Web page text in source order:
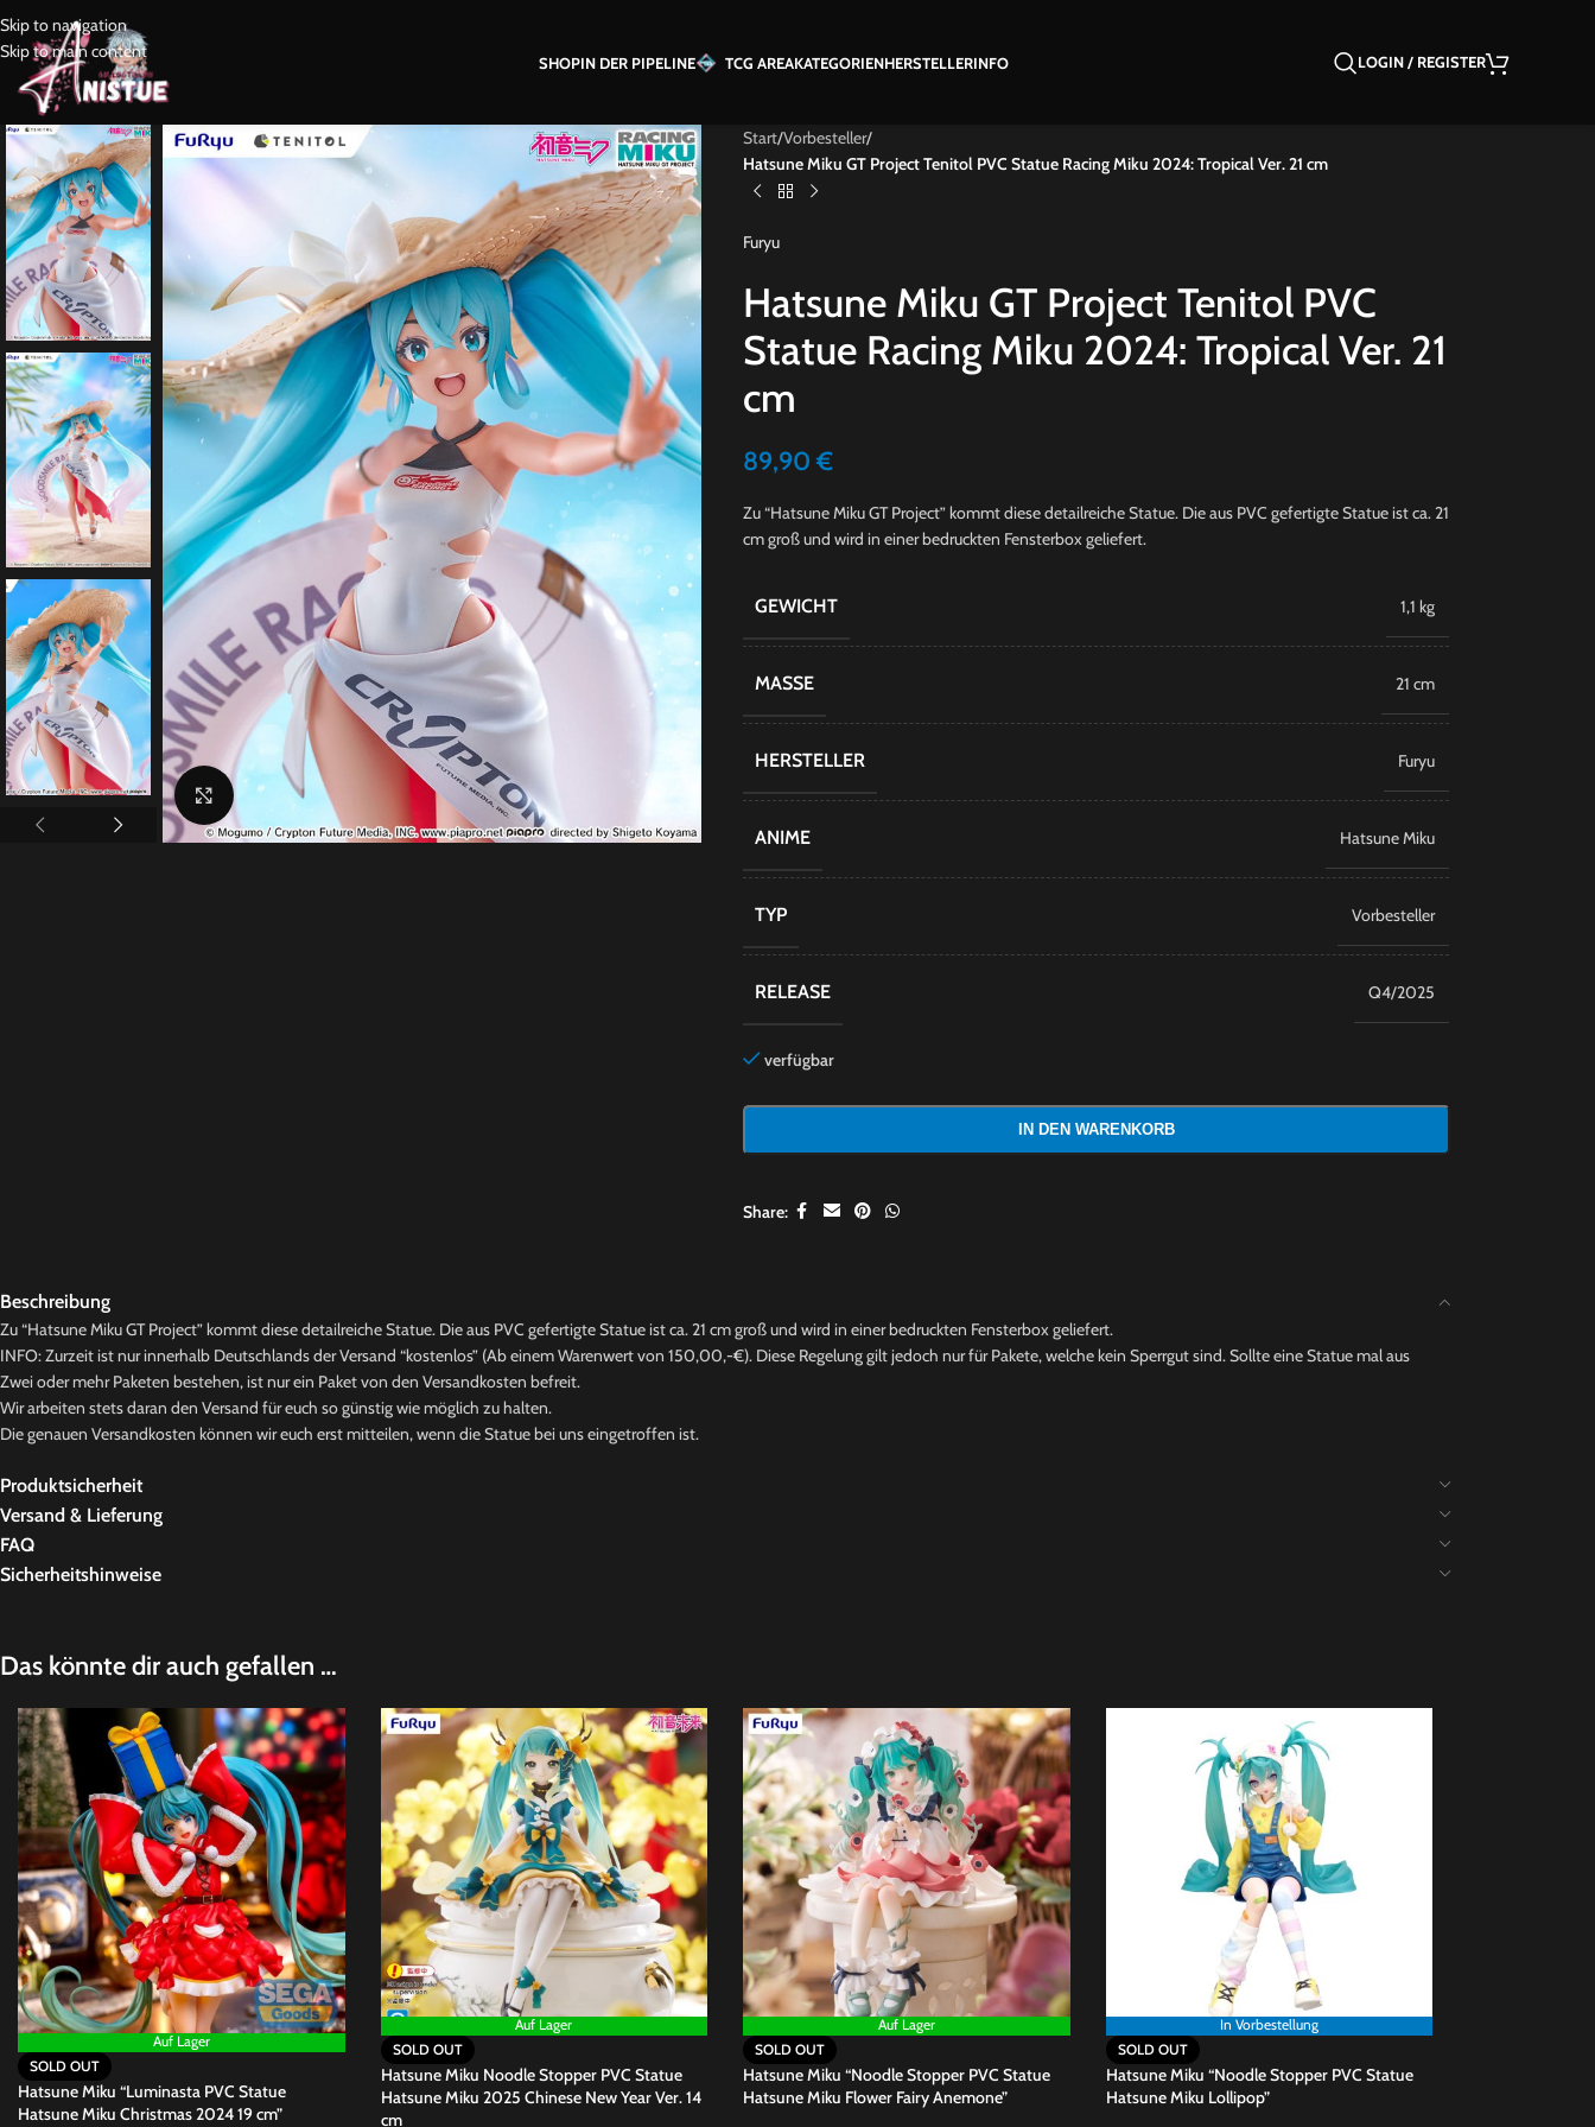
Skip to navigation
Skip to main content
SHOPIN DER PIPELINE TCG AREAKATEGORIENHERSTELLERINFO LOGIN / REGISTER
Click to enlarge
Start/Vorbesteller/
Hatsune Miku GT Project Tenitol PVC Statue Racing Miku 2024: Tropical Ver. 21 cm
Furyu
Hatsune Miku GT Project Tenitol PVC
Statue Racing Miku 2024: Tropical Ver. 21
cm
89,90€
Zu “Hatsune Miku GT Project” kommt diese detailreiche Statue. Die aus PVC gefertigte Statue ist ca. 21
cm groß und wird in einer bedruckten Fensterbox geliefert.
GEWICHT 1,1 kg
MASSE 21 cm
HERSTELLER Furyu
ANIME Hatsune Miku
TYP Vorbesteller
RELEASE Q4/2025
verfügbar
IN DEN WARENKORB
Share:
Beschreibung
Zu “Hatsune Miku GT Project” kommt diese detailreiche Statue. Die aus PVC gefertigte Statue ist ca. 21 cm groß und wird in einer bedruckten Fensterbox geliefert.
INFO: Zurzeit ist nur innerhalb Deutschlands der Versand “kostenlos” (Ab einem Warenwert von 150,00,-€). Diese Regelung gilt jedoch nur für Pakete, welche kein Sperrgut sind. Sollte eine Statue mal aus
Zwei oder mehr Paketen bestehen, ist nur ein Paket von den Versandkosten befreit.
Wir arbeiten stets daran den Versand für euch so günstig wie möglich zu halten.
Die genauen Versandkosten können wir euch erst mitteilen, wenn die Statue bei uns eingetroffen ist.
Produktsicherheit
Versand & Lieferung
FAQ
Sicherheitshinweise
Das könnte dir auch gefallen …
Auf Lager
SOLD OUT
Hatsune Miku “Luminasta PVC Statue
Hatsune Miku Christmas 2024 19 cm”
Auf Lager
SOLD OUT
Hatsune Miku Noodle Stopper PVC Statue
Hatsune Miku 2025 Chinese New Year Ver. 14
cm
Auf Lager
SOLD OUT
Hatsune Miku “Noodle Stopper PVC Statue
Hatsune Miku Flower Fairy Anemone”
In Vorbestellung
SOLD OUT
Hatsune Miku “Noodle Stopper PVC Statue
Hatsune Miku Lollipop”